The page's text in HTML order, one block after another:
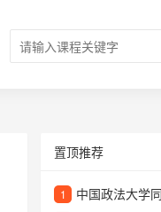
置顶推荐
1 中国政法大学